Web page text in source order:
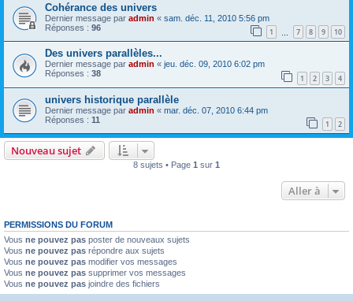
Cohérance des univers
Dernier message par admin « sam. déc. 11, 2010 5:56 pm
Réponses : 96 1 7 8 9 10
Des univers parallèles...
Dernier message par admin « jeu. déc. 09, 2010 6:02 pm
Réponses : 38 1 2 3 4
univers historique parallèle
Dernier message par admin « mar. déc. 07, 2010 6:44 pm
Réponses : 11 1 2
Nouveau sujet
8 sujets • Page 1 sur 1
Aller à
PERMISSIONS DU FORUM
Vous ne pouvez pas poster de nouveaux sujets
Vous ne pouvez pas répondre aux sujets
Vous ne pouvez pas modifier vos messages
Vous ne pouvez pas supprimer vos messages
Vous ne pouvez pas joindre des fichiers